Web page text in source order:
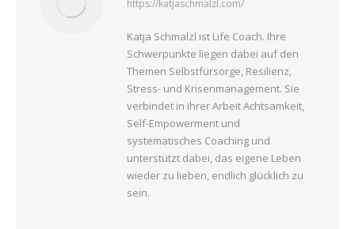
https://katjaschmalzl.com/
Katja Schmalzl ist Life Coach. Ihre
Schwerpunkte liegen dabei auf den
Themen Selbstfürsorge, Resilienz,
Stress- und Krisenmanagement. Sie
verbindet in ihrer Arbeit Achtsamkeit,
Self-Empowerment und
systematisches Coaching und
unterstützt dabei, das eigene Leben
wieder zu lieben, endlich glücklich zu
sein.